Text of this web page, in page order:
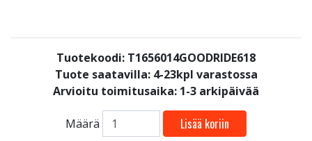
Tuotekoodi: T1656014GOODRIDE618
Tuote saatavilla: 4-23kpl varastossa
Arvioitu toimitusaika: 1-3 arkipäivää
Määrä Lisää koriin